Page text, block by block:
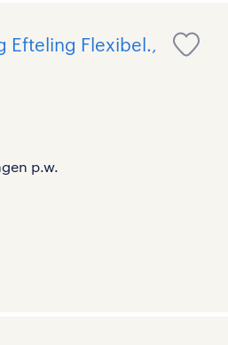
Efteling Flexibel.,
p.w.